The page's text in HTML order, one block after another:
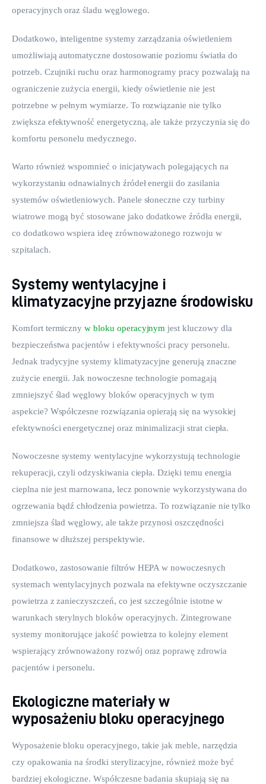
operacyjnych oraz śladu węglowego.
Dodatkowo, inteligentne systemy zarządzania oświetleniem
umożliwiają automatyczne dostosowanie poziomu światła do
potrzeb. Czujniki ruchu oraz harmonogramy pracy pozwalają na
ograniczenie zużycia energii, kiedy oświetlenie nie jest
potrzebne w pełnym wymiarze. To rozwiązanie nie tylko
zwiększa efektywność energetyczną, ale także przyczynia się do
komfortu personelu medycznego.
Warto również wspomnieć o inicjatywach polegających na
wykorzystaniu odnawialnych źródeł energii do zasilania
systemów oświetleniowych. Panele słoneczne czy turbiny
wiatrowe mogą być stosowane jako dodatkowe źródła energii,
co dodatkowo wspiera ideę zrównoważonego rozwoju w
szpitalach.
Systemy wentylacyjne i
klimatyzacyjne przyjazne środowisku
Komfort termiczny w bloku operacyjnym jest kluczowy dla
bezpieczeństwa pacjentów i efektywności pracy personelu.
Jednak tradycyjne systemy klimatyzacyjne generują znaczne
zużycie energii. Jak nowoczesne technologie pomagają
zmniejszyć ślad węglowy bloków operacyjnych w tym
aspekcie? Współczesne rozwiązania opierają się na wysokiej
efektywności energetycznej oraz minimalizacji strat ciepła.
Nowoczesne systemy wentylacyjne wykorzystują technologie
rekuperacji, czyli odzyskiwania ciepła. Dzięki temu energia
cieplna nie jest marnowana, lecz ponownie wykorzystywana do
ogrzewania bądź chłodzenia powietrza. To rozwiązanie nie tylko
zmniejsza ślad węglowy, ale także przynosi oszczędności
finansowe w dłuższej perspektywie.
Dodatkowo, zastosowanie filtrów HEPA w nowoczesnych
systemach wentylacyjnych pozwala na efektywne oczyszczanie
powietrza z zanieczyszczeń, co jest szczególnie istotne w
warunkach sterylnych bloków operacyjnych. Zintegrowane
systemy monitorujące jakość powietrza to kolejny element
wspierający zrównoważony rozwój oraz poprawę zdrowia
pacjentów i personelu.
Ekologiczne materiały w
wyposażeniu bloku operacyjnego
Wyposażenie bloku operacyjnego, takie jak meble, narzędzia
czy opakowania na środki sterylizacyjne, również może być
bardziej ekologiczne. Współczesne badania skupiają się na